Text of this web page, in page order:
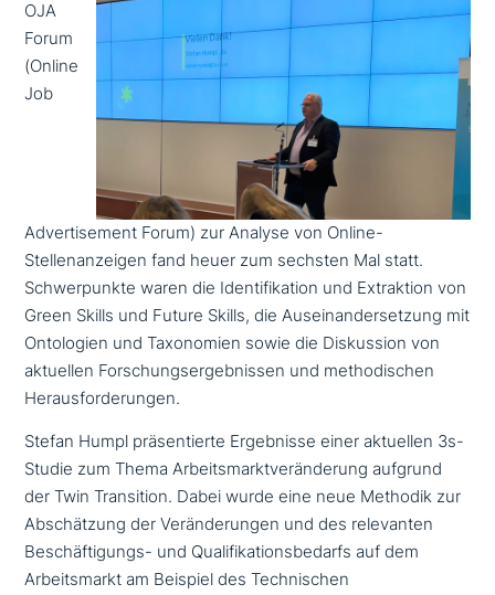
OJA
Forum
(Online
Job
Advertisement Forum) zur Analyse von Online-
Stellenanzeigen fand heuer zum sechsten Mal statt.
Schwerpunkte waren die Identifikation und Extraktion von
Green Skills und Future Skills, die Auseinandersetzung mit
Ontologien und Taxonomien sowie die Diskussion von
aktuellen Forschungsergebnissen und metho­di­schen
Herausforderungen.
Stefan Humpl prä­sen­tier­te Ergebnisse einer aktuellen 3s-
Studie zum Thema Arbeitsmarktveränderung aufgrund
der Twin Transition. Dabei wurde eine neue Methodik zur
Abschätzung der Veränderungen und des rele­van­ten
Beschäftigungs- und Qualifikationsbedarfs auf dem
Arbeitsmarkt am Beispiel des Technischen